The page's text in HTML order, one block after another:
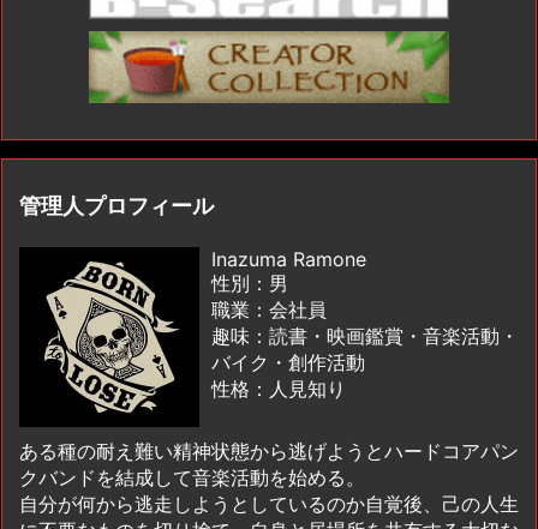
管理人プロフィール
Inazuma Ramone
性別：男
職業：会社員
趣味：読書・映画鑑賞・音楽活動・
バイク・創作活動
性格：人見知り
ある種の耐え難い精神状態から逃げようとハードコアパン
クバンドを結成して音楽活動を始める。
自分が何から逃走しようとしているのか自覚後、己の人生